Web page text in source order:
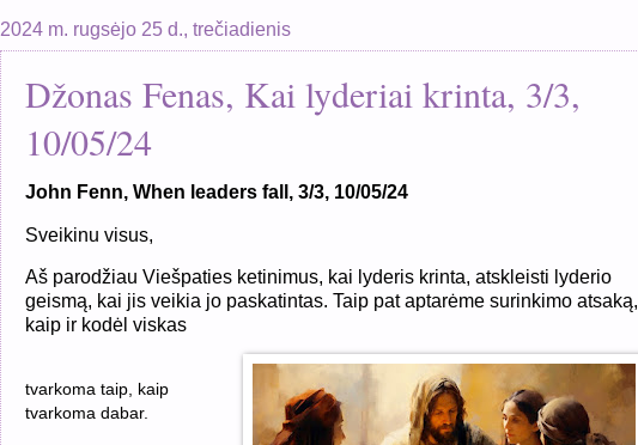
2024 m. rugsėjo 25 d., trečiadienis
Džonas Fenas, Kai lyderiai krinta, 3/3,
10/05/24
John Fenn, When leaders fall, 3/3, 10/05/24
Sveikinu visus,
Aš parodžiau Viešpaties ketinimus, kai lyderis krinta, atskleisti lyderio
geismą, kai jis veikia jo paskatintas. Taip pat aptarėme surinkimo atsaką,
kaip ir kodėl viskas
tvarkoma taip, kaip
tvarkoma dabar.